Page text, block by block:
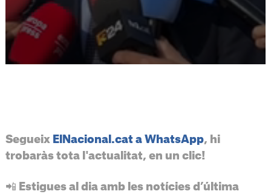
Segueix ElNacional.cat a WhatsApp, hi
trobaràs tota l'actualitat, en un clic!
📲 Estigues al dia amb les notícies d’última